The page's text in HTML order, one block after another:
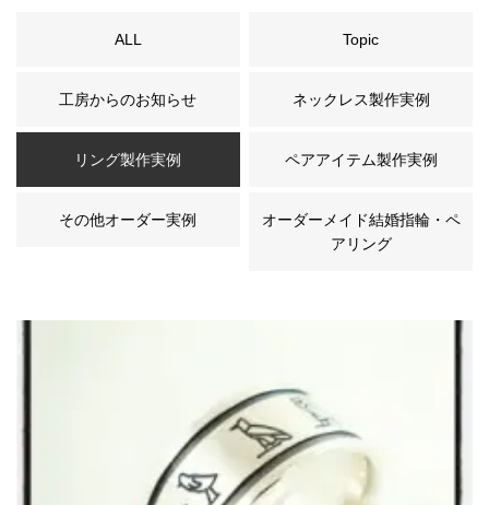
ALL Topic
工房からのお知らせ ネックレス製作実例
リング製作実例 ペアアイテム製作実例
その他オーダー実例
オーダーメイド結婚指輪・ペ
アリング